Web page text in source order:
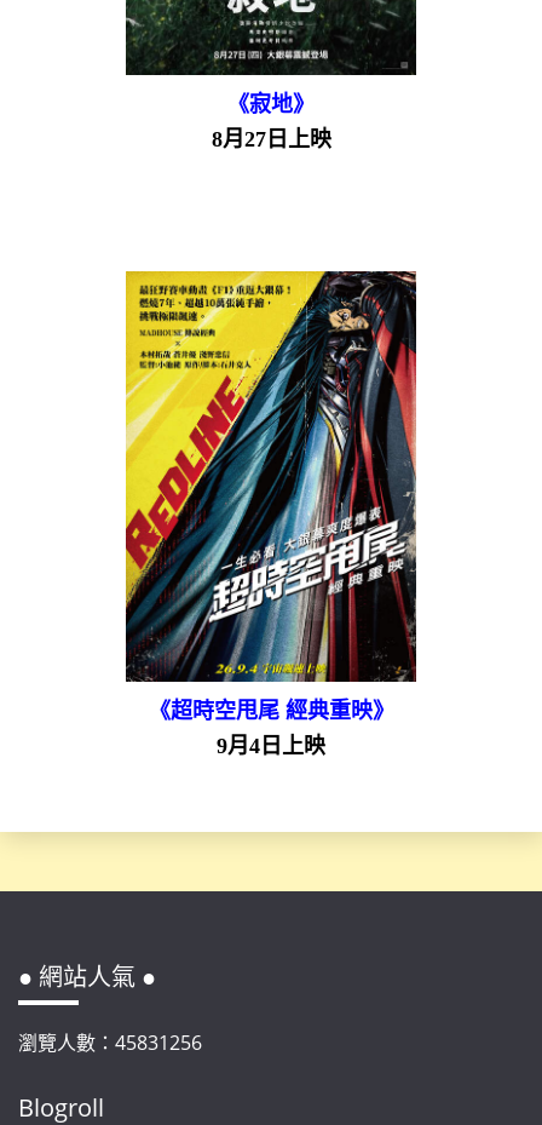
《寂地》
8月27日上映
《超時空甩尾 經典重映》
9月4日上映
● 網站人氣 ●
瀏覽人數：45831256
Blogroll